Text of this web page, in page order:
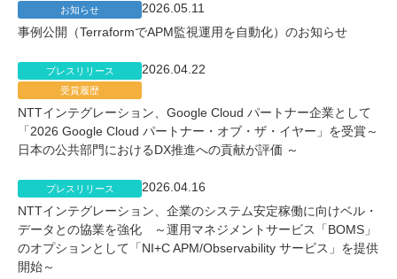
お知らせ
2026.05.11
事例公開（TerraformでAPM監視運用を自動化）のお知らせ
プレスリリース
受賞履歴
2026.04.22
NTTインテグレーション、Google Cloud パートナー企業として
「2026 Google Cloud パートナー・オブ・ザ・イヤー」を受賞～
日本の公共部門におけるDX推進への貢献が評価 ～
プレスリリース
2026.04.16
NTTインテグレーション、企業のシステム安定稼働に向けベル・
データとの協業を強化 ～運用マネジメントサービス「BOMS」
のオプションとして「NI+C APM/Observability サービス」を提供
開始～